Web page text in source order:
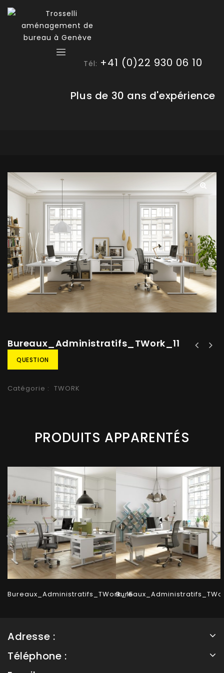
Tél: +41 (0)22 930 06 10
Plus de 30 ans d'expérience
🔍
Bureaux_Administratifs_TWork_11
QUESTION
Catégorie : TWORK
PRODUITS APPARENTÉS
Bureaux_Administratifs_TWork_15
Adresse :
Téléphone :